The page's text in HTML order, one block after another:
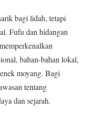
bagi lidah, tetapi
Fufu dan hidangan
bahan-bahan lokal,
moyang. Bagi
tentang
dan sejarah.